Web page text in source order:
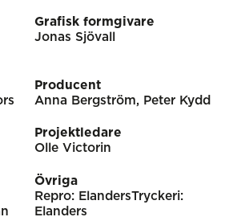
Grafisk formgivare
Jonas Sjövall
Producent
Anna Bergström, Peter Kydd
Projektledare
Olle Victorin
Övriga
Repro: ElandersTryckeri:
Elanders